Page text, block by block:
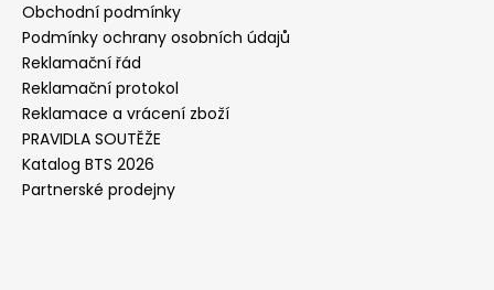
Obchodní podmínky
Podmínky ochrany osobních údajů
Reklamační řád
Reklamační protokol
Reklamace a vrácení zboží
PRAVIDLA SOUTĚŽE
Katalog BTS 2026
Partnerské prodejny